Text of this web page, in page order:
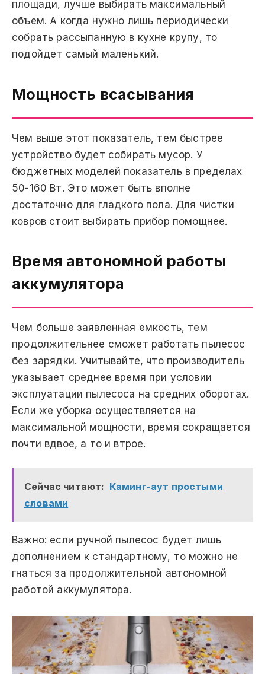
площади, лучше выбирать максимальный
объем. А когда нужно лишь периодически
собрать рассыпанную в кухне крупу, то
подойдет самый маленький.
Мощность всасывания
Чем выше этот показатель, тем быстрее
устройство будет собирать мусор. У
бюджетных моделей показатель в пределах
50-160 Вт. Это может быть вполне
достаточно для гладкого пола. Для чистки
ковров стоит выбирать прибор помощнее.
Время автономной работы
аккумулятора
Чем больше заявленная емкость, тем
продолжительнее сможет работать пылесос
без зарядки. Учитывайте, что производитель
указывает среднее время при условии
эксплуатации пылесоса на средних оборотах.
Если же уборка осуществляется на
максимальной мощности, время сокращается
почти вдвое, а то и втрое.
Сейчас читают: Каминг-аут простыми
словами
Важно: если ручной пылесос будет лишь
дополнением к стандартному, то можно не
гнаться за продолжительной автономной
работой аккумулятора.